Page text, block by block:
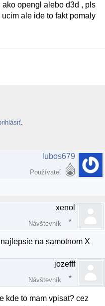
opengl alebo d3d , pls
ale ide to fakt pomaly
lubos679
Používateľ
xenol
Návštevník
na samotnom X
jozefff
Návštevník
kde to mam vpisat? cez